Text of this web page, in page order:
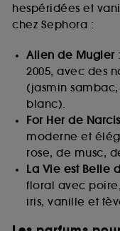
hespéridées et
chez Sephora :
Alien de Mugler
2005, avec des
(jasmin
blanc).
For Her de
moderne et
rose, de musc,
La Vie est Belle
floral avec
iris, vanille et